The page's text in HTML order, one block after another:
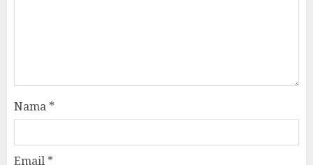
Nama *
Email *